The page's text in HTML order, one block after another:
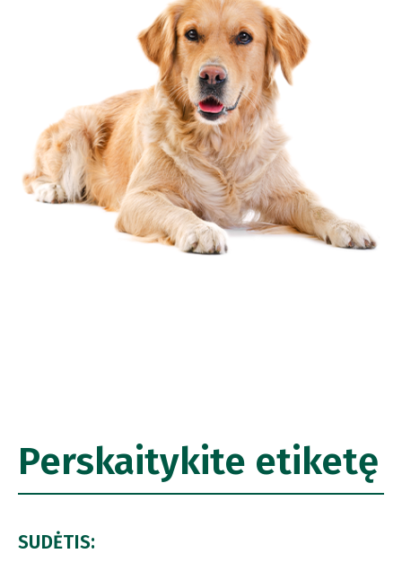
Perskaitykite etiketę
SUDĖTIS: